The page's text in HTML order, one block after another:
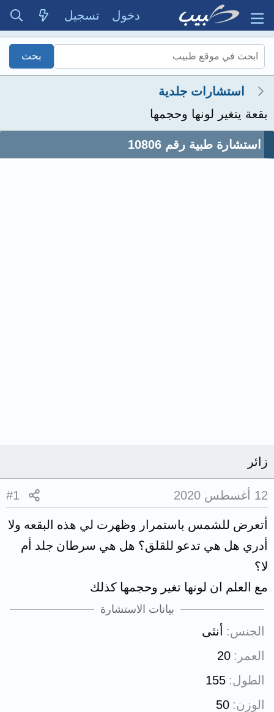
دخول تسجيل
استشارات جلدية
بقعة يتغير لونها وحجمها
استشارة طبية رقم 10806
زائر
12 أغسطس 2020 #1
أتعرض للشمس باستمرار وظهرت لي هذه البقعه ولا
أدري هل هي تدعو للقلق؟ هل هي سرطان جلد أم
لا؟
مع العلم ان لونها تغير وحجمها كذلك
بيانات الاستشارة
الجنس
أنثى
العمر
20
الطول 155
الوزن 50